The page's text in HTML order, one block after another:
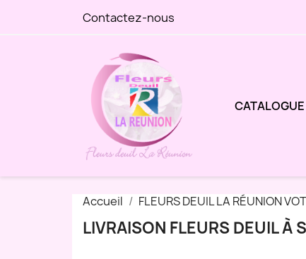
Contactez-nous
Accueil FLEURS DEUIL LA RÉUNION
LIVRAISON FLEURS DEUIL À